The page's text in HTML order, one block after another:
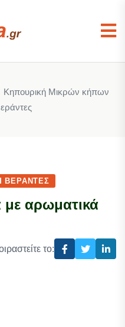
Κηπουρική Μικρών κήπων
αρωματικά
το: